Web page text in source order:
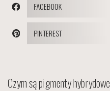
FACEBOOK
PINTEREST
Czym są pigmenty hybrydowe